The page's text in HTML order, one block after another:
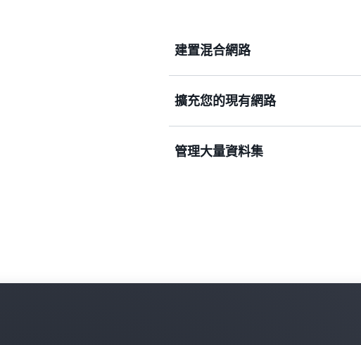
建置混合網路
效能。
擴充您的現有網路
之間傳送資料。使用 SiteLink 時，
管理大量資料集